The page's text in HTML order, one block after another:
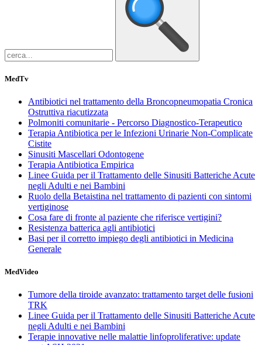
MedTv
Antibiotici nel trattamento della Broncopneumopatia Cronica
Ostruttiva riacutizzata
Polmoniti comunitarie - Percorso Diagnostico-Terapeutico
Terapia Antibiotica per le Infezioni Urinarie Non-Complicate
Cistite
Sinusiti Mascellari Odontogene
Terapia Antibiotica Empirica
Linee Guida per il Trattamento delle Sinusiti Batteriche Acute
negli Adulti e nei Bambini
Ruolo della Betaistina nel trattamento di pazienti con sintomi
vertiginose
Cosa fare di fronte al paziente che riferisce vertigini?
Resistenza batterica agli antibiotici
Basi per il corretto impiego degli antibiotici in Medicina
Generale
MedVideo
Tumore della tiroide avanzato: trattamento target delle fusioni
TRK
Linee Guida per il Trattamento delle Sinusiti Batteriche Acute
negli Adulti e nei Bambini
Terapie innovative nelle malattie linfoproliferative: update